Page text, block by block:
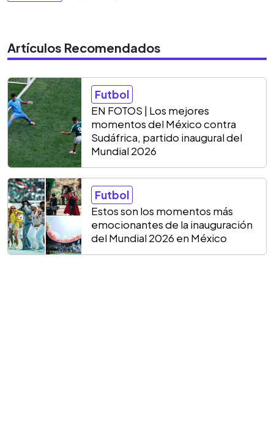
Artículos Recomendados
Futbol
EN FOTOS | Los mejores
momentos del México contra
Sudáfrica, partido inaugural del
Mundial 2026
Futbol
Estos son los momentos más
emocionantes de la inauguración
del Mundial 2026 en México